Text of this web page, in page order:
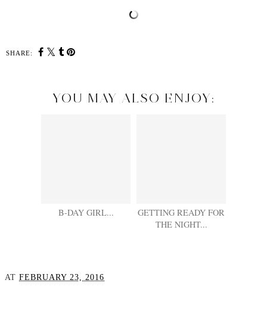
SHARE:
YOU MAY ALSO ENJOY:
B-DAY GIRL...
GETTING READY FOR
THE NIGHT...
AT FEBRUARY 23, 2016